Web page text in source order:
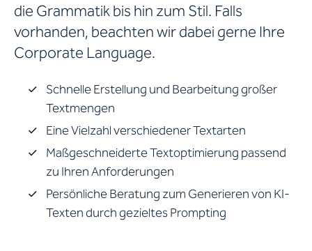
die Grammatik bis hin zum Stil. Falls
vorhanden, beachten wir dabei gerne Ihre
Corporate Language.
Schnelle Erstellung und Bearbeitung großer
Textmengen
Eine Vielzahl verschiedener Textarten
Maßgeschneiderte Textoptimierung passend
zu Ihren Anforderungen
Persönliche Beratung zum Generieren von KI-
Texten durch gezieltes Prompting